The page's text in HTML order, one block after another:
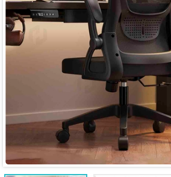
Ngày hết hạn:
Điều kiện: